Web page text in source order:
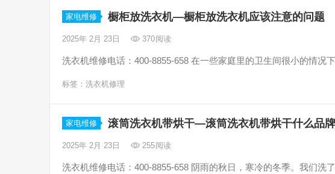
家电维修 橱柜放洗衣机—橱柜放洗衣机应该注意的问题
2025年 2月 23日 370阅读
洗衣机维修电话：400-8855-658 在一些家庭里的卫生间很小的情况
标签： 洗衣机修理
家电维修 滚筒洗衣机带烘干—滚筒洗衣机带烘干什么品
2025年 2月 23日 255阅读
洗衣机维修电话：400-8855-658 阴雨的秋日，寒冷的冬季。我们洗